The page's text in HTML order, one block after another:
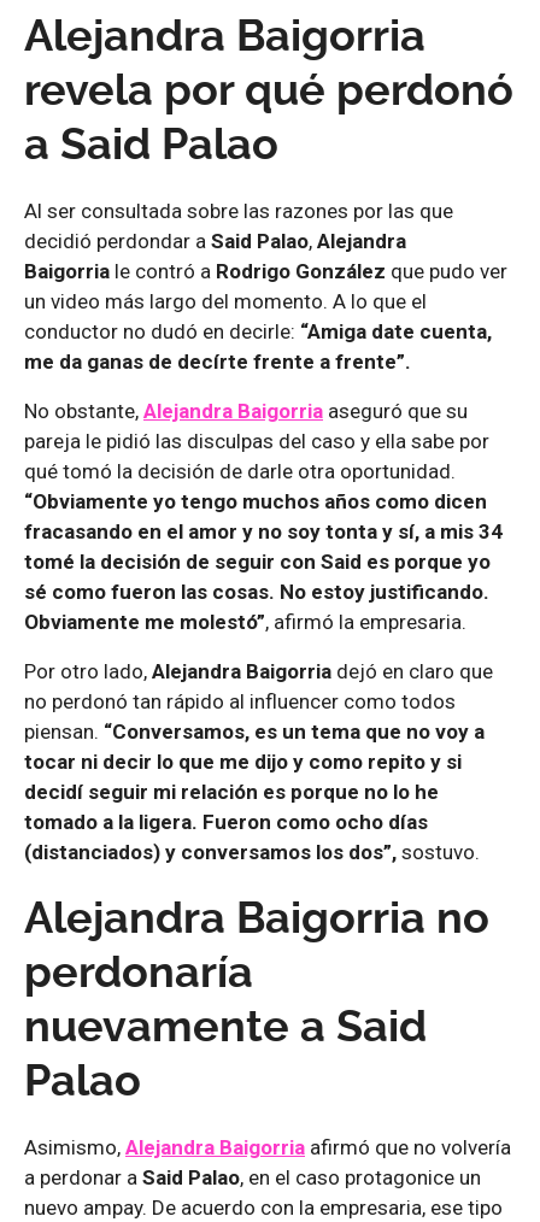
Alejandra Baigorria
revela por qué perdonó
a Said Palao
Al ser consultada sobre las razones por las que
decidió perdondar a Said Palao, Alejandra
Baigorria le contró a Rodrigo González que pudo ver
un video más largo del momento. A lo que el
conductor no dudó en decirle: “Amiga date cuenta,
me da ganas de decírte frente a frente”.
No obstante, Alejandra Baigorria aseguró que su
pareja le pidió las disculpas del caso y ella sabe por
qué tomó la decisión de darle otra oportunidad.
“Obviamente yo tengo muchos años como dicen
fracasando en el amor y no soy tonta y sí, a mis 34
tomé la decisión de seguir con Said es porque yo
sé como fueron las cosas. No estoy justificando.
Obviamente me molestó”, afirmó la empresaria.
Por otro lado, Alejandra Baigorria dejó en claro que
no perdonó tan rápido al influencer como todos
piensan. “Conversamos, es un tema que no voy a
tocar ni decir lo que me dijo y como repito y si
decidí seguir mi relación es porque no lo he
tomado a la ligera. Fueron como ocho días
(distanciados) y conversamos los dos”, sostuvo.
Alejandra Baigorria no
perdonaría
nuevamente a Said
Palao
Asimismo, Alejandra Baigorria afirmó que no volvería
a perdonar a Said Palao, en el caso protagonice un
nuevo ampay. De acuerdo con la empresaria, ese tipo